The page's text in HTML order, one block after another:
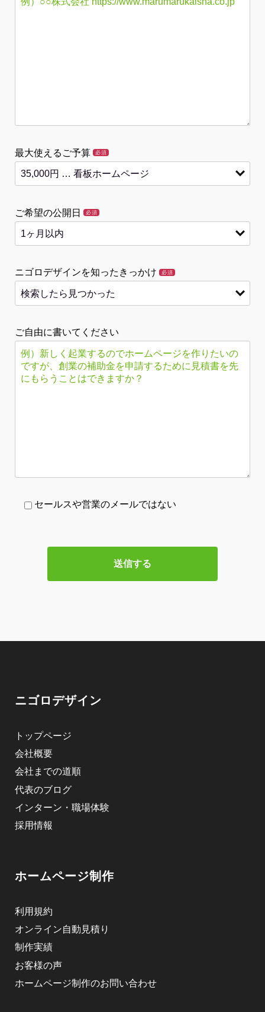
最大使えるご予算 必須
ご希望の公開日 必須
ニゴロデザインを知ったきっかけ 必須
ご自由に書いてください
セールスや営業のメールではない
ニゴロデザイン
トップページ
会社概要
会社までの道順
代表のブログ
インターン・職場体験
採用情報
ホームページ制作
利用規約
オンライン自動見積り
制作実績
お客様の声
ホームページ制作のお問い合わせ